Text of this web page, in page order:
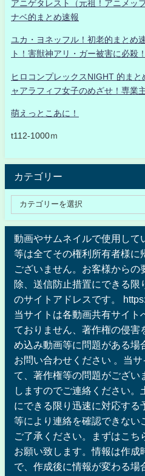
アニゲタレスト（元祖！アニメ
ナベ的まとめ速報
ユカ・ヨネッフル！初老的まとめ
ト！害獣神アリ・ガー被害に必殺
ヒロコンプレックスNIGHT 的ま
ャアラフィフ女子のめざせ！専業
萌えっとこあに！
t112-1000ｍ
カテゴリー
動画やサムネイルで使用して
等は全てその権利所有者様に
ございません。お客様からの
除、送信防止措置にできる限
のサイトアドレスです。
当サイトは各動画共有サイト
ておりません、著作権の侵害
め込み動画等に問題がある場
お問い合わせください 。当
て、著作権等の問題がござい
しますのでご連絡ください。
にできる限り迅速に対応する
等により連絡を確認できない
ご了承ください。まずはこち
お願い致します。情報は作成
で、作成後に情報が変わる場